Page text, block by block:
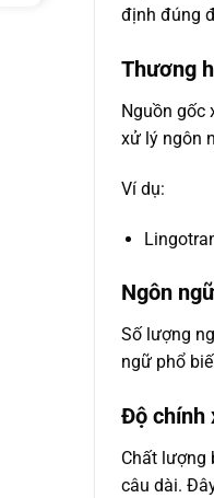
định đúng
Thương
Nguồn gốc
xử lý ngôn
Ví dụ:
Ngôn
Số lượng
ngữ phổ
Độ chính
Chất lượng
câu dài.